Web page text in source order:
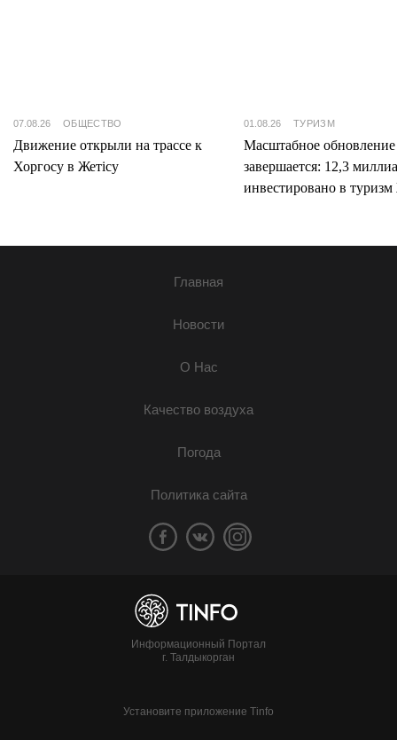
07.08.26 ОБЩЕСТВО
Движение открыли на трассе к
Хоргосу в Жетісу
01.08.26 ТУРИЗМ
Масштабное
завершается: 12,3
инвестировано в туризм
Главная
Новости
О Нас
Качество воздуха
Погода
Политика сайта
Информационный Портал
г. Талдыкорган
Установите приложение Tinfo